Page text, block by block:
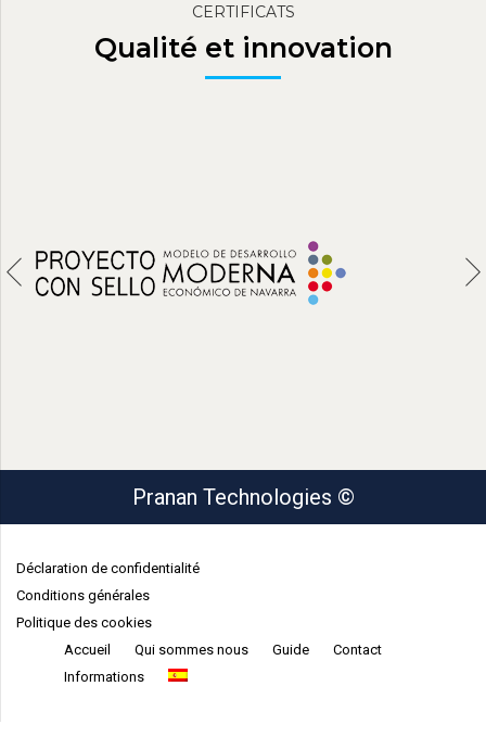
CERTIFICATS
Qualité et innovation
Pranan Technologies ©
Déclaration de confidentialité
Conditions générales
Politique des cookies
Accueil
Qui sommes nous Guide
Contact
Informations